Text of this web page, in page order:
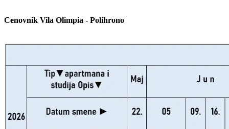
Cenovnik Vila Olimpia - Polihrono